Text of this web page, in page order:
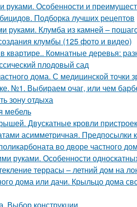
руками. Особенности и
Подборка лучших рецептов
руками. Клумба из камней –
клумбы (125 фото и видео)
Комнатные деревья:
плодовый сад
дома. С медицинской точки
№1. Выбираем очаг, или чем
зону отдыха
мебель
Двускатные кровли пристроек
асимметричная.
во дворе частного
руками. Особенности
террасы – летний дом на
дома или дачи. Крыльцо дома